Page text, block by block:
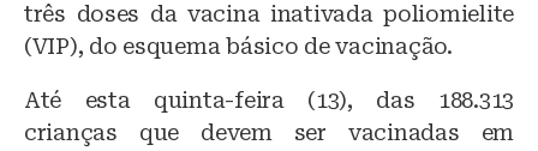
três doses da vacina inativada poliomielite
(VIP), do esquema básico de vacinação.
Até esta quinta-feira (13), das 188.313
crianças que devem ser vacinadas em